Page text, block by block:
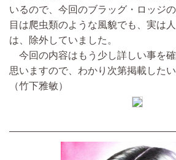
いるので、今回のブラッグ・ロッジ
目は爬虫類のような風貌でも、実は
は、除外していました。
今回の内容はもう少し詳しい事を
思いますので、わかり次第掲載したい
（竹下雅敏）